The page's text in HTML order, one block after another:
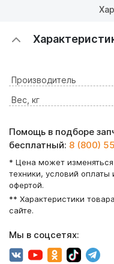
Производитель
Вес, кг
Помощь в подборе
бесплатный: 8 (800)
* Цена может
техники, условий оплаты
офертой.
** Характеристики
сайте.
Мы в соцсетях: